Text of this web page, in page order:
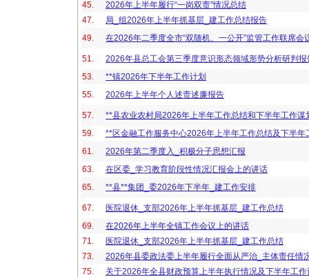
45.
2026年上半年履行“一岗双责”情况总结
47.
局_组2026年上半年抓基层_建工作总结报告
49.
在2026年二季度全市“双随机、一公开”监管工作联席会
51.
2026年县总工会第三季度意识形态领域形势分析研判报
53.
**镇2026年下半年工作计划
55.
2026年上半年个人述责述廉报告
57.
**县农业农村局2026年上半年工作总结和下半年工作谋
59.
**区金融工作服务中心2026年上半年工作总结及下半年
61.
2026年第二季度入_积极分子思想汇报
63.
在区委_学习教育阶段性情况汇报会上的讲话
65.
**县**集团_委2026年下半年_建工作安排
67.
医院退休_支部2026年上半年抓基层_建工作总结
69.
在2026年上半年全镇工作会议上的讲话
71.
医院退休_支部2026年上半年抓基层_建工作总结
73.
2026年县委政法委上半年履行全面从严治_主体责任情
75.
关于2026年全县财政预算上半年执行情况及下半年工